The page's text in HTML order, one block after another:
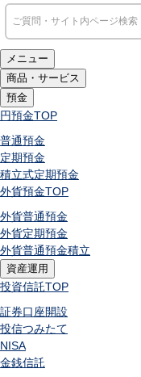
メニュー
商品・サービス
預金
円預金TOP
普通預金
定期預金
積立式定期預金
外貨預金TOP
外貨普通預金
外貨定期預金
外貨普通預金積立
資産運用
投資信託TOP
証券口座開設
投信つみたて
NISA
金銭信託